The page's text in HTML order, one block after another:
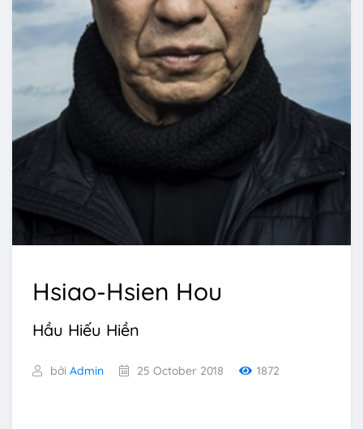
Hsiao-Hsien Hou
Hầu Hiếu Hiền
bởi Admin 25 October 2018 1872